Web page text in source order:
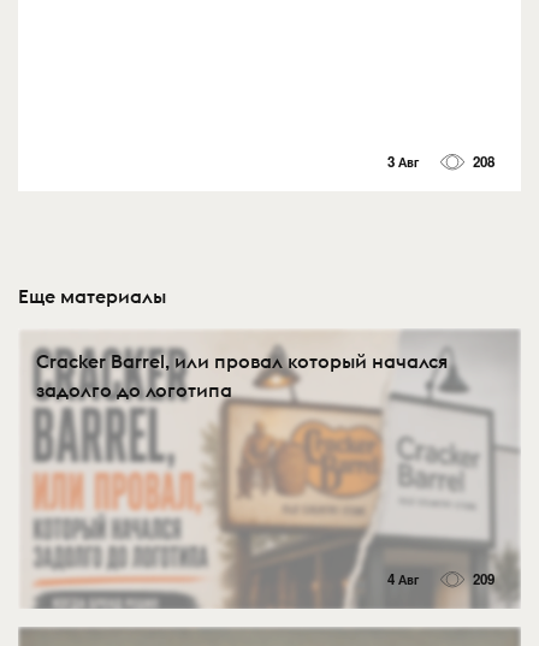
3 Авг 208
Еще материалы
Cracker Barrel, или провал который начался
задолго до логотипа
4 Авг 209